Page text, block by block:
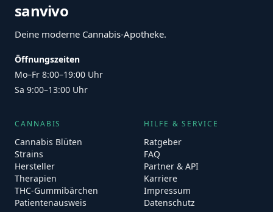
sanvivo
Deine moderne Cannabis-Apotheke.
Öffnungszeiten
Mo–Fr 8:00–19:00 Uhr
Sa 9:00–13:00 Uhr
CANNABIS
Cannabis Blüten
Strains
Hersteller
Therapien
THC-Gummibärchen
Patientenausweis
HILFE & SERVICE
Ratgeber
FAQ
Partner & API
Karriere
Impressum
Datenschutz